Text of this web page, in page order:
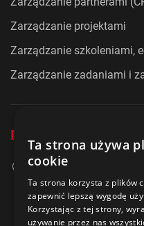
Zarządzanie projektami
Zarządzanie szkoleniami,
Zarządzanie zadaniami i
Evolution Consulting
3515 Miskolc
Egyetemváros AFKI,
+36 20 278 2756
Ta strona używa
cookie
Ta strona korzysta z plików
zapewnić lepszą wygodę
Korzystając z tej strony,
używanie przez nas